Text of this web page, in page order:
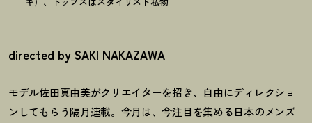
directed by SAKI NAKAZAWA
モデル佐田真由美がクリエイターを招き、自由にディレクショ
ンしてもらう隔月連載。今月は、今注目を集める日本のメンズ